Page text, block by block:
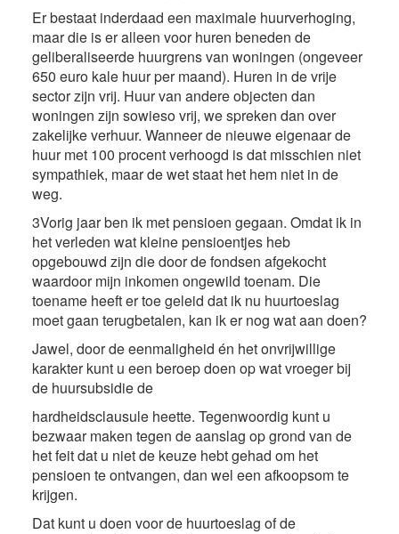
Er bestaat inderdaad een maximale huurverhoging,
maar die is er alleen voor huren beneden de
geliberaliseerde huurgrens van woningen (ongeveer
650 euro kale huur per maand). Huren in de vrije
sector zijn vrij. Huur van andere objecten dan
woningen zijn sowieso vrij, we spreken dan over
zakelijke verhuur. Wanneer de nieuwe eigenaar de
huur met 100 procent verhoogd is dat misschien niet
sympathiek, maar de wet staat het hem niet in de
weg.
3Vorig jaar ben ik met pensioen gegaan. Omdat ik in
het verleden wat kleine pensioentjes heb
opgebouwd zijn die door de fondsen afgekocht
waardoor mijn inkomen ongewild toenam. Die
toename heeft er toe geleid dat ik nu huurtoeslag
moet gaan terugbetalen, kan ik er nog wat aan doen?
Jawel, door de eenmaligheid én het onvrijwillige
karakter kunt u een beroep doen op wat vroeger bij
de huursubsidie de
hardheidsclausule heette. Tegenwoordig kunt u
bezwaar maken tegen de aanslag op grond van de
het feit dat u niet de keuze hebt gehad om het
pensioen te ontvangen, dan wel een afkoopsom te
krijgen.
Dat kunt u doen voor de huurtoeslag of de